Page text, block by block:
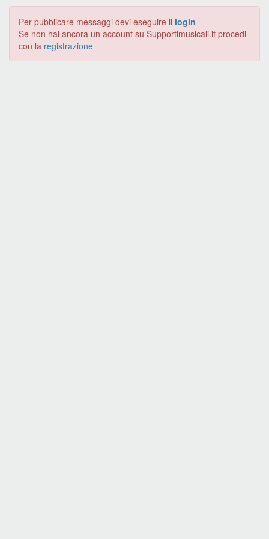
Per pubblicare messaggi devi eseguire il login
Se non hai ancora un account su Supportimusicali.it procedi
con la registrazione